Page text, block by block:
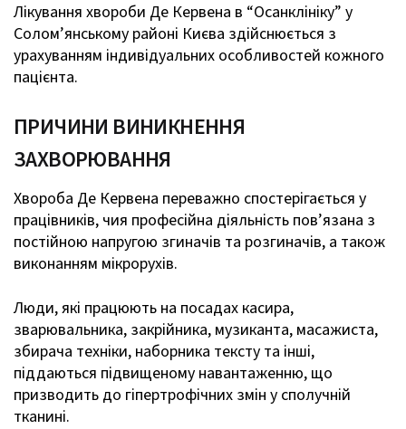
Лікування хвороби Де Кервена в “Осанклініку” у
Солом’янському районі Києва здійснюється з
урахуванням індивідуальних особливостей кожного
пацієнта.
ПРИЧИНИ ВИНИКНЕННЯ
ЗАХВОРЮВАННЯ
Хвороба Де Кервена переважно спостерігається у
працівників, чия професійна діяльність пов’язана з
постійною напругою згиначів та розгиначів, а також
виконанням мікрорухів.
Люди, які працюють на посадах касира,
зварювальника, закрійника, музиканта, масажиста,
збирача техніки, наборника тексту та інші,
піддаються підвищеному навантаженню, що
призводить до гіпертрофічних змін у сполучній
тканині.